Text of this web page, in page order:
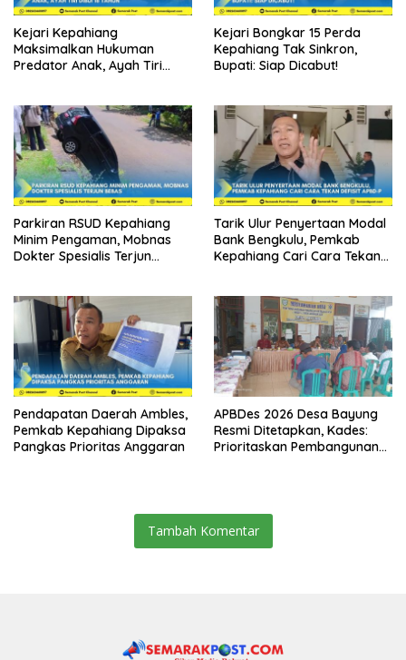
Kejari Kepahiang
Maksimalkan Hukuman
Predator Anak, Ayah Tiri
Kejari Bongkar 15 Perda
Kepahiang Tak Sinkron,
Bupati: Siap Dicabut!
Parkiran RSUD Kepahiang
Minim Pengaman, Mobnas
Dokter Spesialis Terjun
Tarik Ulur Penyertaan Modal
Bank Bengkulu, Pemkab
Kepahiang Cari Cara Tekan
Pendapatan Daerah Ambles,
Pemkab Kepahiang Dipaksa
Pangkas Prioritas Anggaran
APBDes 2026 Desa Bayung
Resmi Ditetapkan, Kades:
Prioritaskan Pembangunan
Tambah Komentar